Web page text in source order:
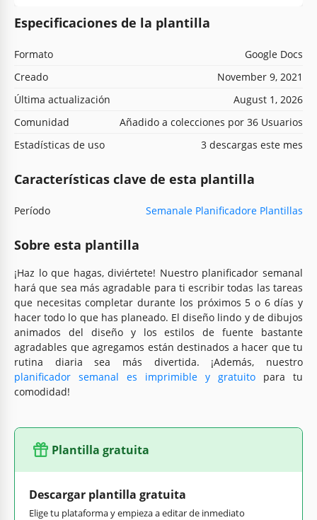
Especificaciones de la plantilla
Formato
Google Docs
Creado
November 9, 2021
Última actualización
August 1, 2026
Comunidad
Añadido a colecciones por 36 Usuarios
Estadísticas de uso
3 descargas este mes
Características clave de esta plantilla
Período Semanale Planificadore Plantillas
Sobre esta plantilla
¡Haz lo que hagas, diviértete! Nuestro planificador semanal
hará que sea más agradable para ti escribir todas las tareas
que necesitas completar durante los próximos 5 o 6 días y
hacer todo lo que has planeado. El diseño lindo y de dibujos
animados del diseño y los estilos de fuente bastante
agradables que agregamos están destinados a hacer que tu
rutina diaria sea más divertida. ¡Además, nuestro
planificador semanal es imprimible y gratuito para tu
comodidad!
Plantilla gratuita
Descargar plantilla gratuita
Elige tu plataforma y empieza a editar de inmediato